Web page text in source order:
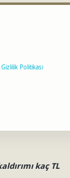
Gizlilik Politikası
kaç TL